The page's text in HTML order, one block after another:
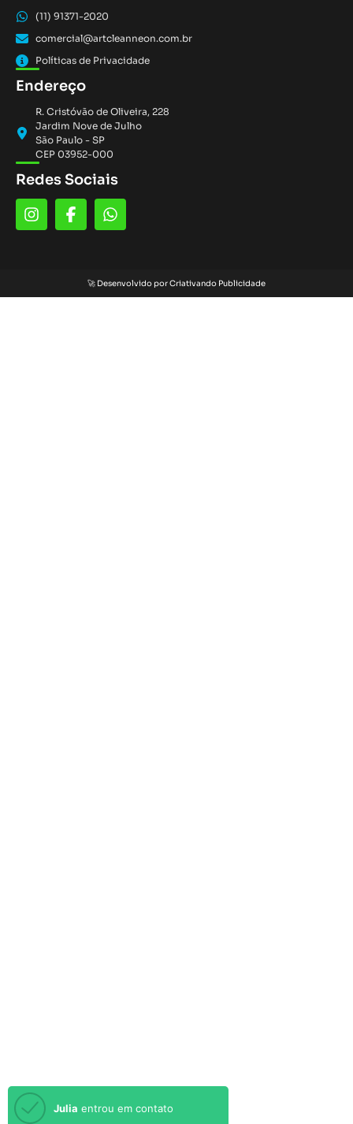
(11) 91371-2020
comercial@artcleanneon.com.br
Políticas de Privacidade
Endereço
R. Cristóvão de Oliveira, 228
Jardim Nove de Julho
São Paulo - SP
CEP 03952-000
🚀 Desenvolvido por Criativando Publicidade
Julia entrou em contato